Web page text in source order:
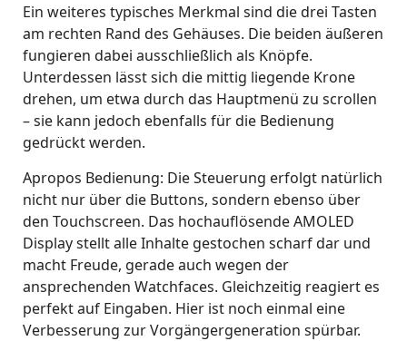
Ein weiteres typisches Merkmal sind die drei Tasten
am rechten Rand des Gehäuses. Die beiden äußeren
fungieren dabei ausschließlich als Knöpfe.
Unterdessen lässt sich die mittig liegende Krone
drehen, um etwa durch das Hauptmenü zu scrollen
– sie kann jedoch ebenfalls für die Bedienung
gedrückt werden.
Apropos Bedienung: Die Steuerung erfolgt natürlich
nicht nur über die Buttons, sondern ebenso über
den Touchscreen. Das hochauflösende AMOLED
Display stellt alle Inhalte gestochen scharf dar und
macht Freude, gerade auch wegen der
ansprechenden Watchfaces. Gleichzeitig reagiert es
perfekt auf Eingaben. Hier ist noch einmal eine
Verbesserung zur Vorgängergeneration spürbar.